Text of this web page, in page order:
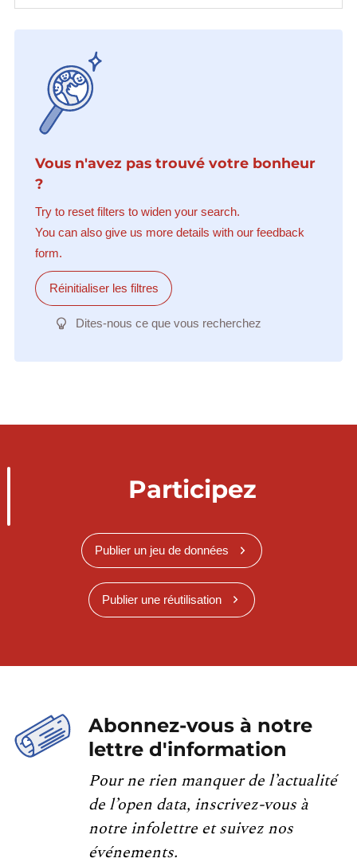
Vous n'avez pas trouvé votre bonheur
?
Try to reset filters to widen your search.
You can also give us more details with our feedback
form.
Réinitialiser les filtres
Dites-nous ce que vous recherchez
Participez
Publier un jeu de données
Publier une réutilisation
Abonnez-vous à notre
lettre d'information
Pour ne rien manquer de l’actualité
de l’open data, inscrivez-vous à
notre infolettre et suivez nos
événements.